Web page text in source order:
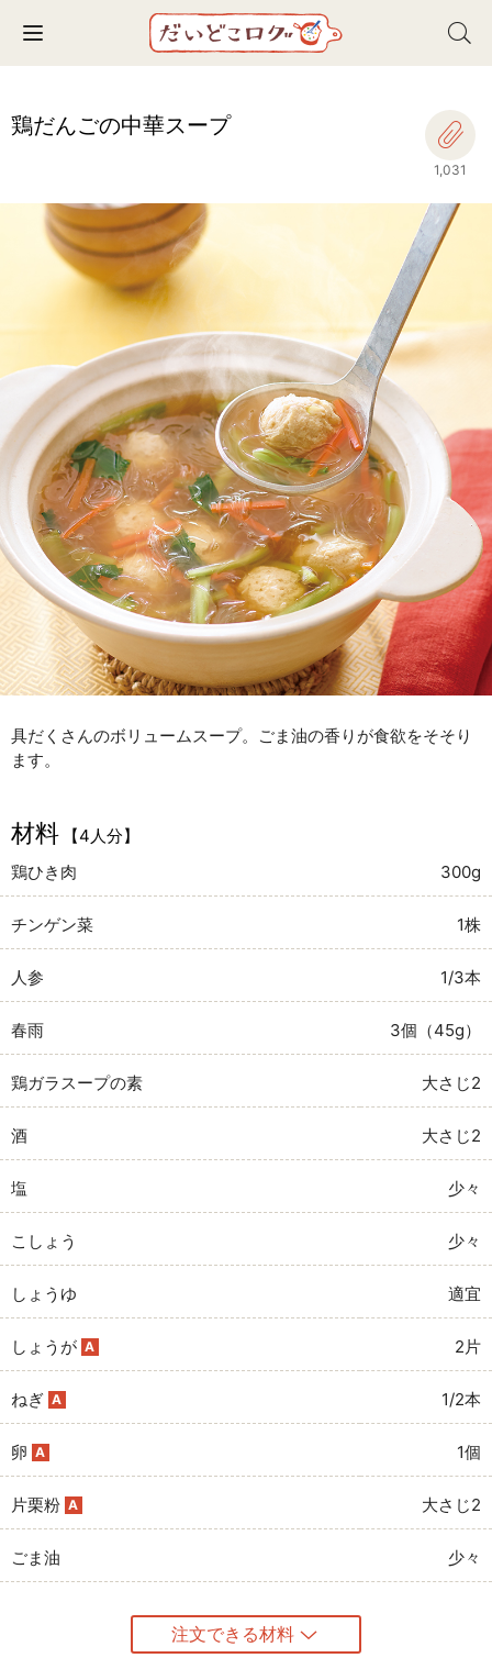
Toggle navigation
鶏だんごの中華スープ
1,031
具だくさんのボリュームスープ。ごま油の香りが食欲をそそり
ます。
材料
【4人分】
鶏ひき肉
300g
チンゲン菜 1株
人参 1/3本
春雨 3個（45g）
鶏ガラスープの素 大さじ2
酒 大さじ2
塩 少々
こしょう 少々
しょうゆ 適宜
しょうが A 2片
ねぎ A 1/2本
卵 A 1個
片栗粉 A 大さじ2
ごま油 少々
注文できる材料